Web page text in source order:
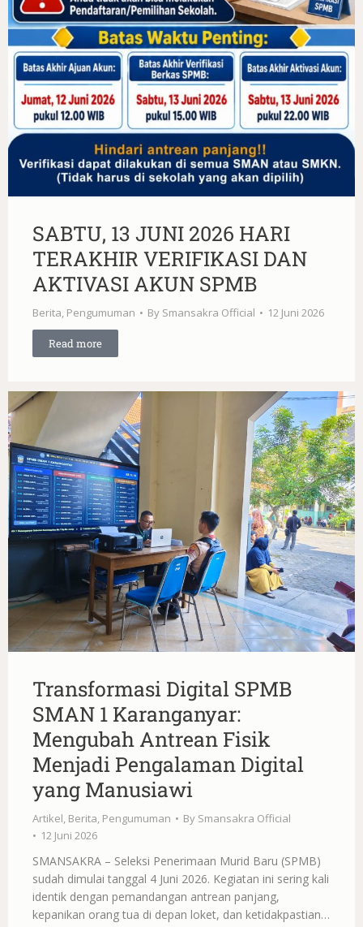
SABTU, 13 JUNI 2026 HARI
TERAKHIR VERIFIKASI DAN
AKTIVASI AKUN SPMB
Berita, Pengumuman By Smansakra Official 12 Juni 2026
Read more
Transformasi Digital SPMB
SMAN 1 Karanganyar:
Mengubah Antrean Fisik
Menjadi Pengalaman Digital
yang Manusiawi
Artikel, Berita, Pengumuman By Smansakra Official
12 Juni 2026
SMANSAKRA – Seleksi Penerimaan Murid Baru (SPMB)
sudah dimulai tanggal 4 Juni 2026. Kegiatan ini sering kali
identik dengan pemandangan antrean panjang,
kepanikan orang tua di depan loket, dan ketidakpastian…